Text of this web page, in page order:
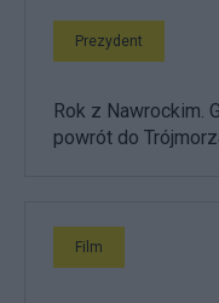
Prezydent
Rok z Nawrockim.
powrót do
Film